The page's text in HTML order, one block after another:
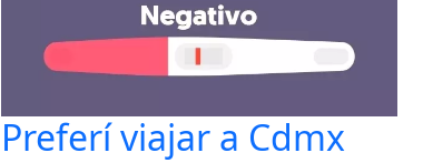
Preferí viajar a Cdmx